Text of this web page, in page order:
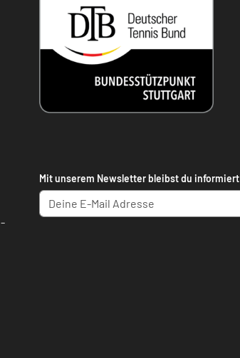
Mit unserem Newsletter bleibst du informiert